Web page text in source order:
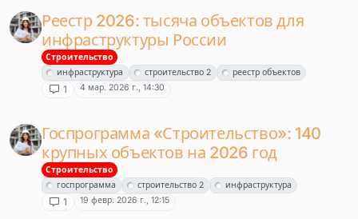
Реестр 2026: тысяча объектов для
инфраструктуры России
Строительство
инфраструктура
строительство 2 реестр объектов
1 4 мар. 2026 г., 14:30
Госпрограмма «Строительство»: 140
крупных объектов на 2026 год
Строительство
госпрограмма
строительство 2 инфраструктура
1 19 февр. 2026 г., 12:15